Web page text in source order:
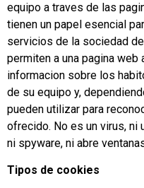
equipo a traves de las
tienen un papel esencial
servicios de la sociedad
permiten a una pagina web
informacion sobre los
de su equipo y,
pueden utilizar para
ofrecido. No es un virus, ni
ni spyware, ni abre
Tipos de cookies